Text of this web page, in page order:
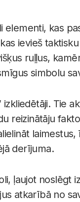
elementi, kas
ievieš
ruļļus,
simbolu
Tie
reizinātāju
laimestus,
derījuma.
ļaujot noslēgt
atkarībā no